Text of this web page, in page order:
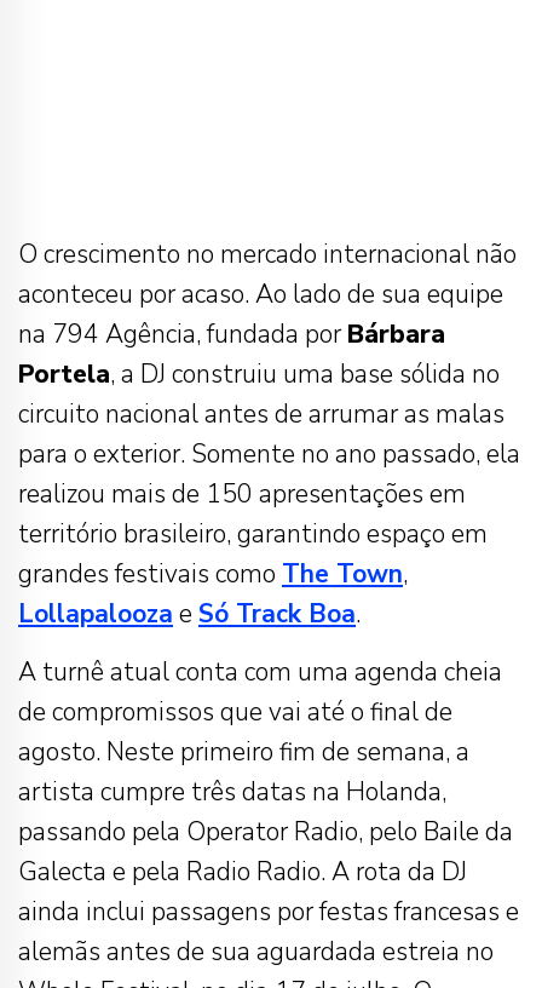
O crescimento no mercado internacional não
aconteceu por acaso. Ao lado de sua equipe
na 794 Agência, fundada por Bárbara
Portela, a DJ construiu uma base sólida no
circuito nacional antes de arrumar as malas
para o exterior. Somente no ano passado, ela
realizou mais de 150 apresentações em
território brasileiro, garantindo espaço em
grandes festivais como The Town,
Lollapalooza e Só Track Boa.
A turnê atual conta com uma agenda cheia
de compromissos que vai até o final de
agosto. Neste primeiro fim de semana, a
artista cumpre três datas na Holanda,
passando pela Operator Radio, pelo Baile da
Galecta e pela Radio Radio. A rota da DJ
ainda inclui passagens por festas francesas e
alemãs antes de sua aguardada estreia no